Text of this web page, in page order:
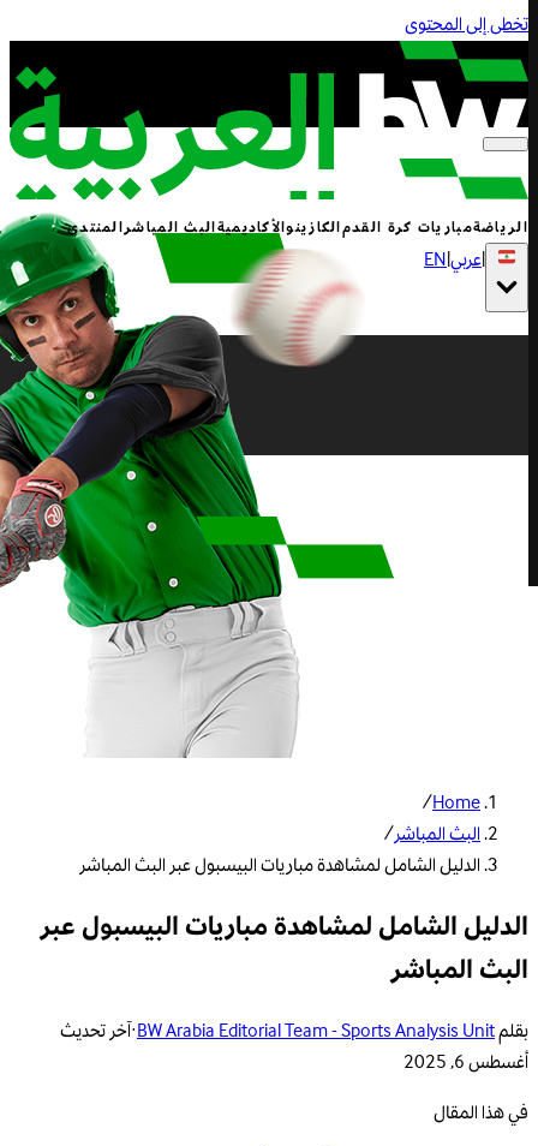
تخطى إلى المحتوى
الرياضةمباريات كرة القدمالكازينوالأكاديميةالبث المباشرالمنتدى
|عربي|
EN
Home
/
البث المباشر/
الدليل الشامل لمشاهدة مباريات البيسبول عبر البث المباشر
الدليل الشامل لمشاهدة مباريات البيسبول عبر
البث المباشر
بقلمBW Arabia Editorial Team - Sports Analysis Unit
·آخر تحديث
أغسطس 6, 2025
في هذا المقال